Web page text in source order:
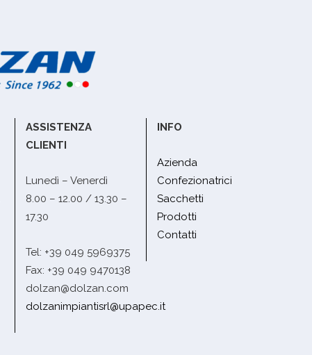
ASSISTENZA
CLIENTI
Lunedì – Venerdì
8.00 – 12.00 / 13.30 –
17.30
Tel: +39 049 5969375
Fax: +39 049 9470138
dolzan@dolzan.com
dolzanimpiantisrl@upapec.it
INFO
Azienda
Confezionatrici
Sacchetti
Prodotti
Contatti